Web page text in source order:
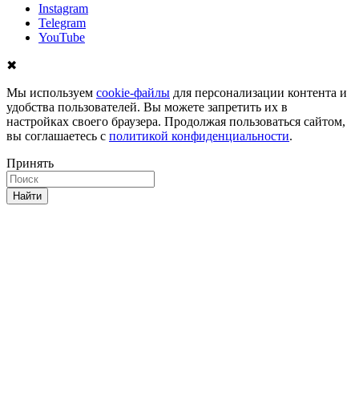
Instagram
Telegram
YouTube
✖
Мы используем cookie-файлы для персонализации контента и
удобства пользователей. Вы можете запретить их в
настройках своего браузера. Продолжая пользоваться сайтом,
вы соглашаетесь с политикой конфиденциальности.
Принять
Найти